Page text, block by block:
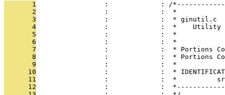
       1
:             : /
       2
                 :             :  *
       3
                 :             :  * ginutil.c
       4
:             :  *
       5
                 :             :  *
       6
                 :             :  *
       7
:             :  * Portions
       8
:             :  * Portions
       9
                 :             :  *
      10
:             :  *
      11
:             :  *
      12
:             :